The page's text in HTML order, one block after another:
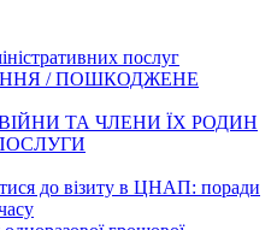
послуг
/ ПОШКОДЖЕНЕ
ТА ЧЛЕНИ ЇХ РОДИН
до візиту в ЦНАП: поради